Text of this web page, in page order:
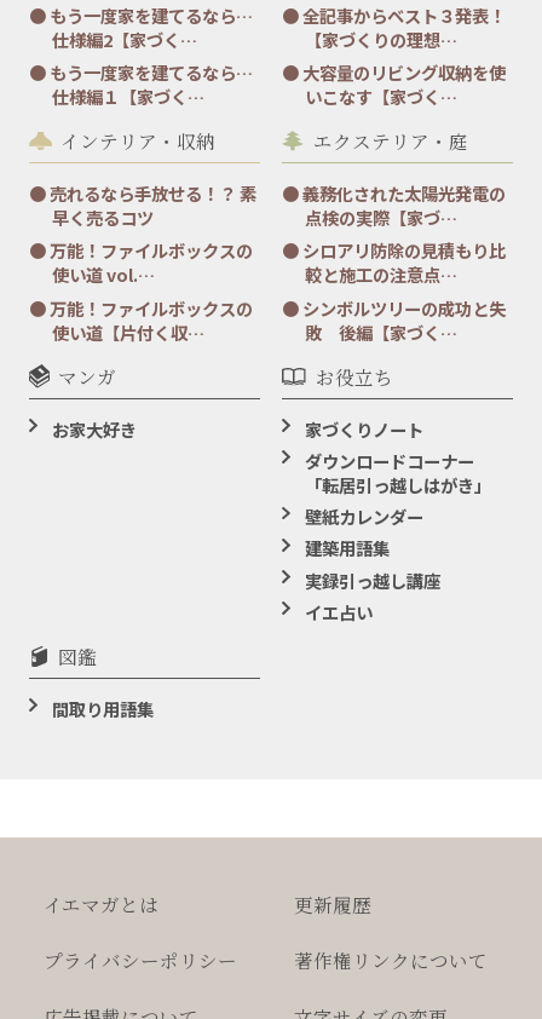
もう一度家を建てるなら…
仕様編2【家づく…
もう一度家を建てるなら…
仕様編１【家づく…
全記事からベスト３発表！
【家づくりの理想…
大容量のリビング収納を使
いこなす【家づく…
インテリア・収納
売れるなら手放せる！？ 素
早く売るコツ
万能！ファイルボックスの
使い道 vol.…
万能！ファイルボックスの
使い道【片付く収…
エクステリア・庭
義務化された太陽光発電の
点検の実際【家づ…
シロアリ防除の見積もり比
較と施工の注意点…
シンボルツリーの成功と失
敗 後編【家づく…
マンガ
お家大好き
お役立ち
家づくりノート
ダウンロードコーナー
「転居引っ越しはがき」
壁紙カレンダー
建築用語集
実録引っ越し講座
イエ占い
図鑑
間取り用語集
イエマガとは 更新履歴
プライバシーポリシー 著作権 リンクについて